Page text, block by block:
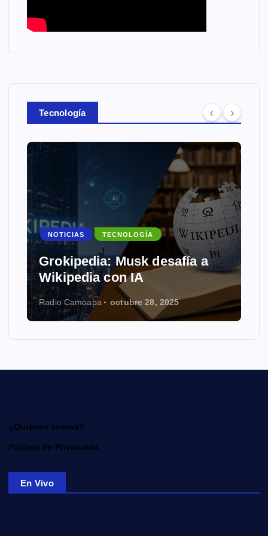
Tecnología
NOTICIAS TECNOLOGÍA
Grokipedia: Musk desafía a
Wikipedia con IA
Radio Camoapa octubre 28, 2025
¿Quiénes somos?
Política de Privacidad
En Vivo